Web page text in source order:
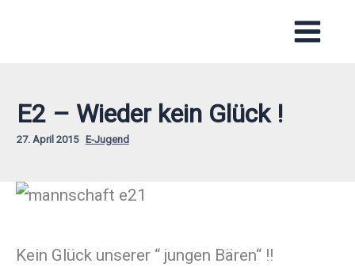
E2 – Wieder kein Glück !
27. April 2015 E-Jugend
Kein Glück unserer “ jungen Bären“ !!